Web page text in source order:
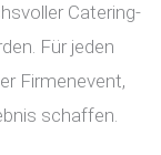
Catering-
Für jeden
Firmenevent,
schaffen.